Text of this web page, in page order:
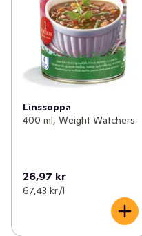
Linssoppa
400 ml, Weight Watchers
26,97 kr
67,43 kr /l